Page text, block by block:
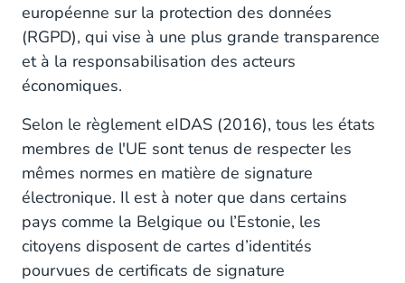
européenne sur la protection des données
(RGPD), qui vise à une plus grande transparence
et à la responsabilisation des acteurs
économiques.
Selon le règlement eIDAS (2016), tous les états
membres de l'UE sont tenus de respecter les
mêmes normes en matière de signature
électronique. Il est à noter que dans certains
pays comme la Belgique ou l’Estonie, les
citoyens disposent de cartes d’identités
pourvues de certificats de signature